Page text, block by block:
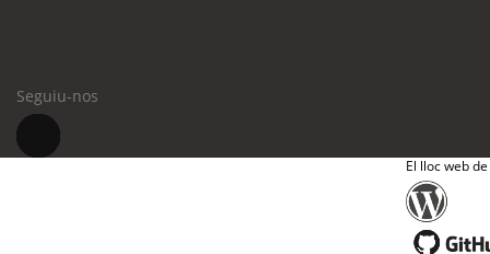
Seguiu-nos
El lloc web